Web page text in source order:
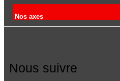
Nos axes
Nous suivre